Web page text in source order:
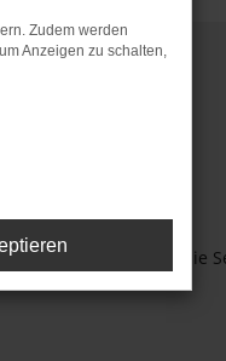
Funktioniert die
Zudem werden
Anzeigen zu schalten,